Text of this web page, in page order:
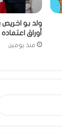
ولد بو
أوراق
منذ يومين